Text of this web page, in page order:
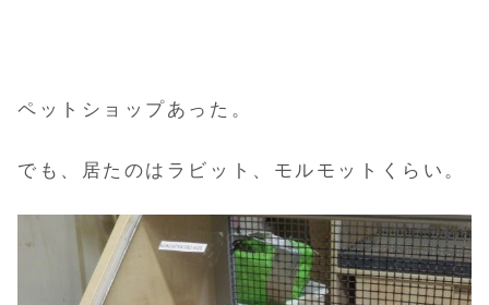
ペットショップあった。
でも、居たのはラビット、モルモットくらい。